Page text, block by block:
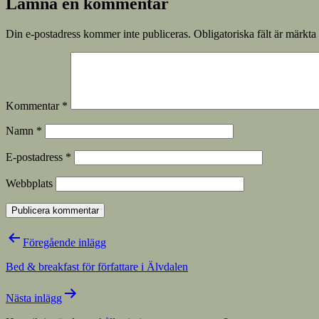
Din e-postadress kommer inte publiceras. Obligatoriska fält är märkta
Kommentar *
Namn *
E-postadress *
Webbplats
Inläggsnavigering
Föregående inlägg
Bed & breakfast för författare i Älvdalen
Nästa inlägg